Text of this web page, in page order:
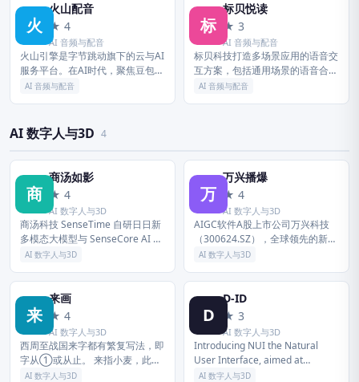
火
火山配音
★ 4
AI 音频与配音
火山引擎是字节跳动旗下的云与AI
服务平台。在AI时代，聚焦豆包大
模型和AI云原生技术，为企业提供
AI 音频与配音
标
标贝悦读
★ 3
AI 音频与配音
标贝科技打造多场景应用的语音交
互方案，包括通用场景的语音合成
和语音识别，以及TTS音色定制，
AI 音频与配音
AI 数字人与3D 4
商
商汤如影
★ 4
AI 数字人与3D
商汤科技 SenseTime 自研日日新
多模态大模型与 SenseCore AI 大
装置，拥有对话、文生图、数字
品，为企...
AI 数字人与3D
万
万兴播爆
★ 4
AI 数字人与3D
AIGC软件A股上市公司万兴科技
（300624.SZ），全球领先的新生
代数字创意赋能者，致力于成为全
年软件老店。公司以「让世...
AI 数字人与3D
来
来画
★ 4
AI 数字人与3D
西周至战国来字都有繁复写法，即
字从①或从止。 来指小麦，此义
又作麳，《广雅·释草》：「大
AI 数字人与3D
D
D-ID
★ 3
AI 数字人与3D
Introducing NUI the Natural
User Interface, aimed at
revolutionizing how peop...
AI 数字人与3D